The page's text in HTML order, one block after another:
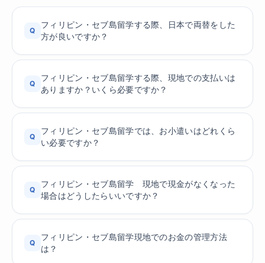
Q
フィリピン・セブ島留学する際、日本で両替をした
方が良いですか？
Q
フィリピン・セブ島留学する際、現地での支払いは
ありますか？いくら必要ですか？
Q
フィリピン・セブ島留学では、お小遣いはどれくら
い必要ですか？
Q
フィリピン・セブ島留学 現地で現金がなくなった
場合はどうしたらいいですか？
Q
フィリピン・セブ島留学現地でのお金の管理方法
は？